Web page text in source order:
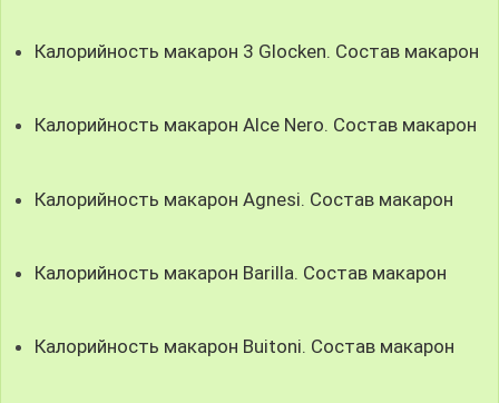
Калорийность макарон 3 Glocken. Состав макарон
Калорийность макарон Alce Nero. Состав макарон
Калорийность макарон Agnesi. Состав макарон
Калорийность макарон Barilla. Состав макарон
Калорийность макарон Buitoni. Состав макарон